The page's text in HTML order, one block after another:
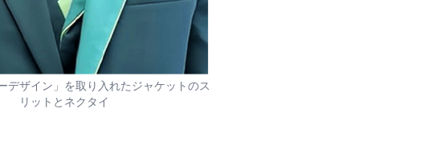
デザイン」を取り入れたジャケットのス
リットとネクタイ